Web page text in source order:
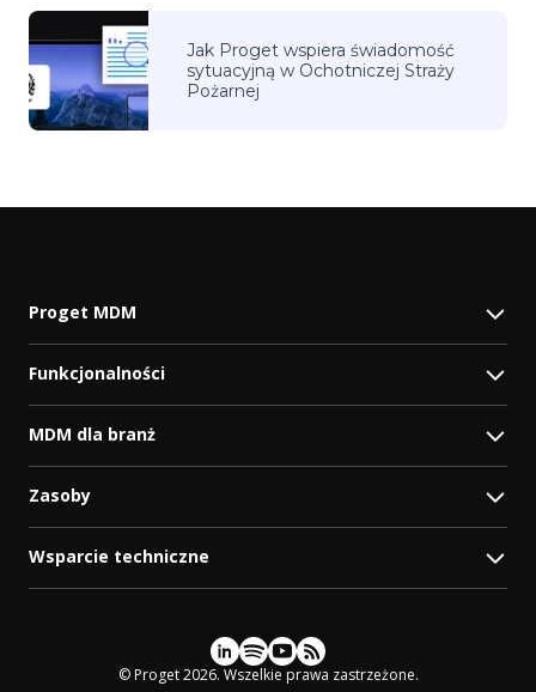
Jak Proget wspiera świadomość
sytuacyjną w Ochotniczej Straży
Pożarnej
Proget MDM
Funkcjonalności
MDM dla branż
Zasoby
Wsparcie techniczne
© Proget 2026. Wszelkie prawa zastrzeżone.